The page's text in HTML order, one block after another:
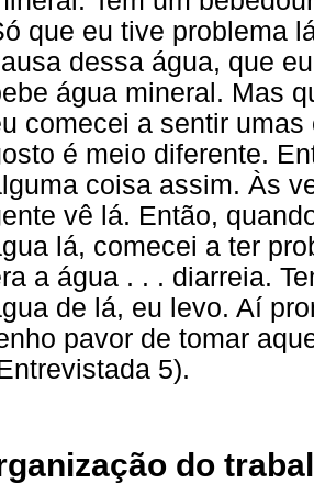
que eu tive problema
dessa água, que
água mineral. Mas
comecei a sentir
é meio diferente.
coisa assim. Às
vê lá. Então,
lá, comecei a ter
a água . . . diarreia.
de lá, eu levo. Aí
pavor de tomar
5).
do